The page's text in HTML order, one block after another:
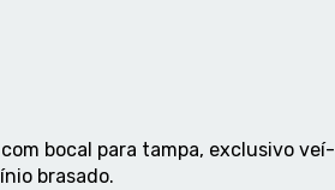
com bocal para tampa, exclusivo veí­
brasado.